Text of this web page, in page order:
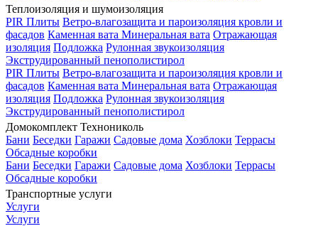
Теплоизоляция и шумоизоляция
PIR Плиты Ветро-влагозащита и пароизоляция кровли и
фасадов Каменная вата Минеральная вата Отражающая
изоляция Подложка Рулонная звукоизоляция
Экструдированный пенополистирол
PIR Плиты Ветро-влагозащита и пароизоляция кровли и
фасадов Каменная вата Минеральная вата Отражающая
изоляция Подложка Рулонная звукоизоляция
Экструдированный пенополистирол
Домокомплект Технониколь
Бани Беседки Гаражи Садовые дома Хозблоки Террасы
Обсадные коробки
Бани Беседки Гаражи Садовые дома Хозблоки Террасы
Обсадные коробки
Транспортные услуги
Услуги
Услуги